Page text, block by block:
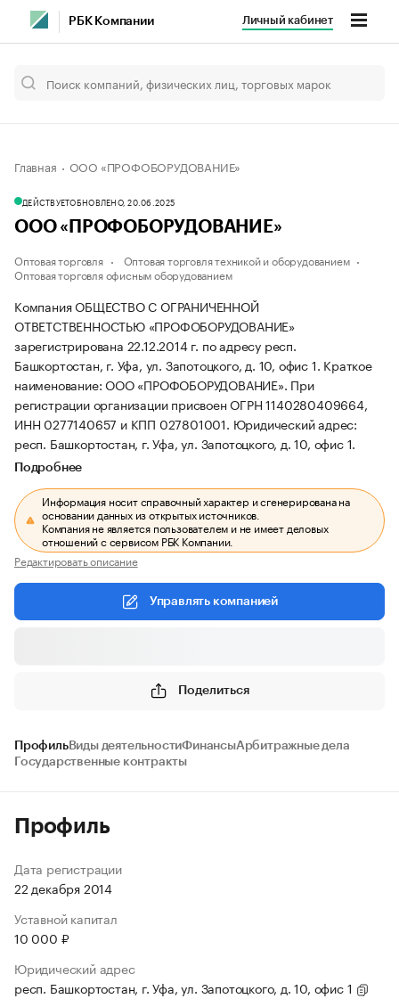
РБК Компании Личный кабинет
Главная ООО «ПРОФОБОРУДОВАНИЕ»
ДЕЙСТВУЕТОБНОВЛЕНО, 20.06.2025
ООО «ПРОФОБОРУДОВАНИЕ»
Оптовая торговля
Оптовая торговля техникой и оборудованием
Оптовая торговля офисным оборудованием
Компания ОБЩЕСТВО С ОГРАНИЧЕННОЙ
ОТВЕТСТВЕННОСТЬЮ «ПРОФОБОРУДОВАНИЕ»
зарегистрирована 22.12.2014 г. по адресу респ.
Башкортостан, г. Уфа, ул. Запотоцкого, д. 10, офис 1. Краткое
наименование: ООО «ПРОФОБОРУДОВАНИЕ». При
регистрации организации присвоен ОГРН 1140280409664,
ИНН 0277140657 и КПП 027801001. Юридический адрес:
респ. Башкортостан, г. Уфа, ул. Запотоцкого, д. 10, офис 1.
Подробнее
Информация носит справочный характер и сгенерирована на
основании данных из открытых источников.
Компания не является пользователем и не имеет деловых
отношений с сервисом РБК Компании.
Редактировать описание
Управлять компанией
Поделиться
ПрофильВиды деятельностиФинансыАрбитражные дела
Государственные контракты
Профиль
Дата регистрации
22 декабря 2014
Уставной капитал
10 000 ₽
Юридический адрес
респ. Башкортостан, г. Уфа, ул. Запотоцкого, д. 10, офис 1